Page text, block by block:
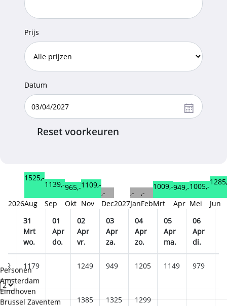
Personen
Amsterdam
Eindhoven
Brussel Zaventem
Prijs
Datum
Reset voorkeuren
2026
1525,-
Aug
1139,-
Sep
965,-
Okt
1109,-
Nov
,-
Dec2027
,-
Jan
,-
Feb
1009,-
Mrt
949,-
Apr
1005,-
Mei
Jun
31
Mrt
wo.
01
Apr
do.
02
Apr
vr.
03
Apr
za.
04
Apr
zo.
05
Apr
ma.
06
Apr
di.
1179 1249 949 1205 1149 979
1385 1325 1299